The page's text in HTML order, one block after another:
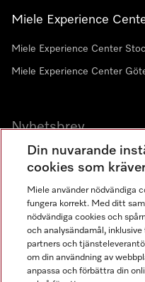
Miele Experience
Miele Experience Center
Miele Experience Center
Nyhetsbrev
Gå med i vår
Miele på LinkedIn
Miele på Facebook
Miele påMiele
Din nuvarande
cookies som
Miele använder nödvändiga
fungera korrekt. Med ditt
nödvändiga cookies och
och analysändamål,
partners och
om din användning av
anpassa och förbättra din